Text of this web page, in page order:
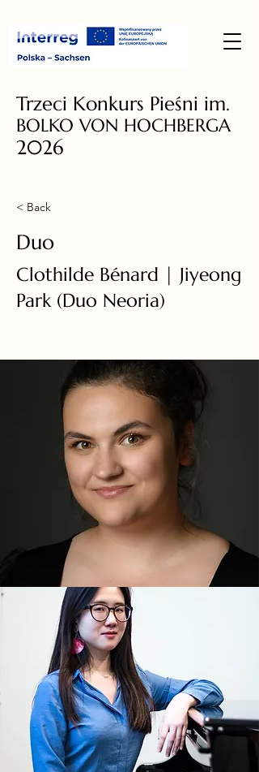
Trzeci Konkurs Pieśni im.
BOLKO VON HOCHBERGA
2026
< Back
Duo
Clothilde Bénard | Jiyeong
Park (Duo Neoria)